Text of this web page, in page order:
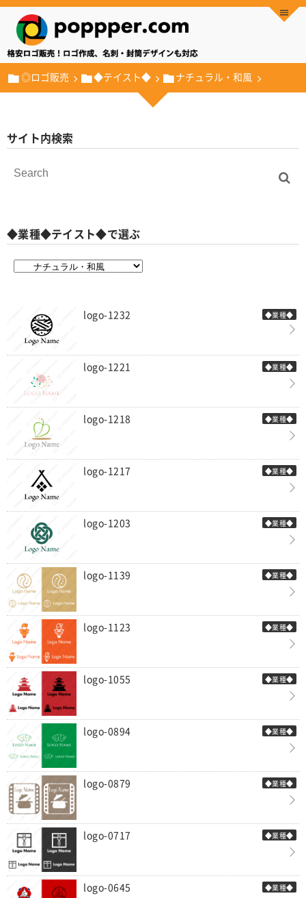
◎ロゴ販売 ◆テイスト◆ ナチュラル・和風
サイト内検索
◆業種◆テイスト◆で選ぶ
◆業種◆
logo-1232
◆業種◆
logo-1221
◆業種◆
logo-1218
◆業種◆
logo-1217
◆業種◆
logo-1203
◆業種◆
logo-1139
◆業種◆
logo-1123
◆業種◆
logo-1055
◆業種◆
logo-0894
◆業種◆
logo-0879
◆業種◆
logo-0717
◆業種◆
logo-0645